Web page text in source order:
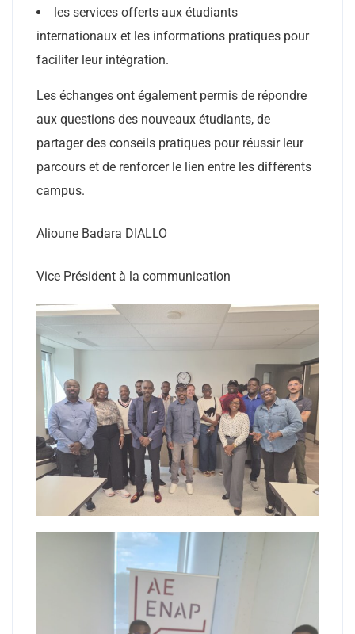
les services offerts aux étudiants
internationaux et les informations pratiques pour
faciliter leur intégration.
Les échanges ont également permis de répondre
aux questions des nouveaux étudiants, de
partager des conseils pratiques pour réussir leur
parcours et de renforcer le lien entre les différents
campus.
Alioune Badara DIALLO
Vice Président à la communication